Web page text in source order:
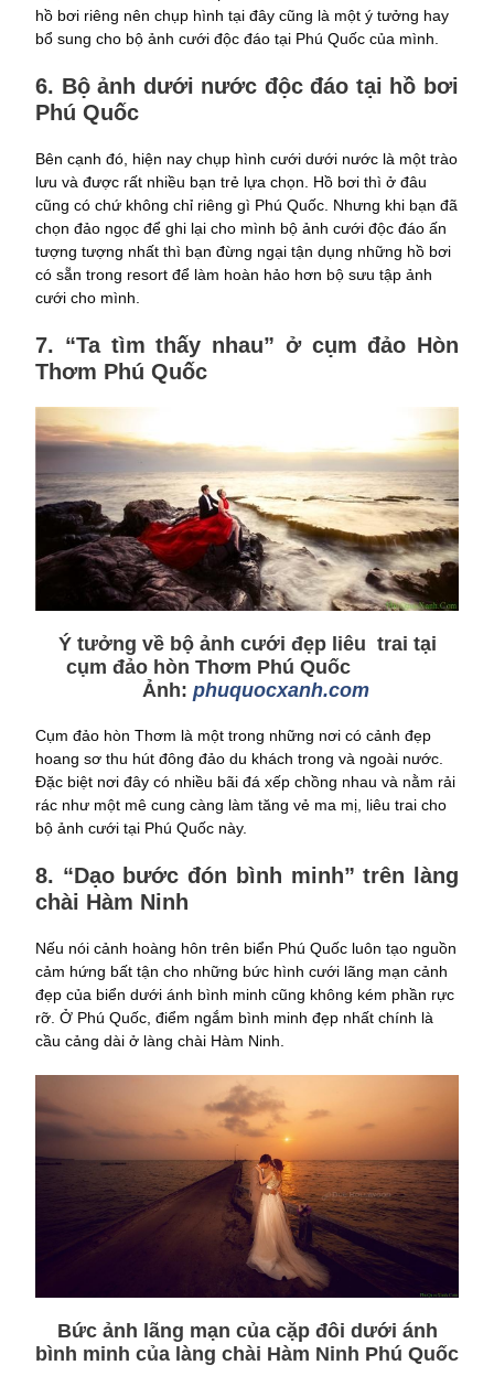
hồ bơi riêng nên chụp hình tại đây cũng là một ý tưởng hay
bổ sung cho bộ ảnh cưới độc đáo tại Phú Quốc của mình.
6. Bộ ảnh dưới nước độc đáo tại hồ bơi
Phú Quốc
Bên cạnh đó, hiện nay chụp hình cưới dưới nước là một trào
lưu và được rất nhiều bạn trẻ lựa chọn. Hồ bơi thì ở đâu
cũng có chứ không chỉ riêng gì Phú Quốc. Nhưng khi bạn đã
chọn đảo ngọc để ghi lại cho mình bộ ảnh cưới độc đáo ấn
tượng tượng nhất thì bạn đừng ngại tận dụng những hồ bơi
có sẵn trong resort để làm hoàn hảo hơn bộ sưu tập ảnh
cưới cho mình.
7. “Ta tìm thấy nhau” ở cụm đảo Hòn
Thơm Phú Quốc
Ý tưởng về bộ ảnh cưới đẹp liêu trai tại
cụm đảo hòn Thơm Phú Quốc
Ảnh: phuquocxanh.com
Cụm đảo hòn Thơm là một trong những nơi có cảnh đẹp
hoang sơ thu hút đông đảo du khách trong và ngoài nước.
Đặc biệt nơi đây có nhiều bãi đá xếp chồng nhau và nằm rải
rác như một mê cung càng làm tăng vẻ ma mị, liêu trai cho
bộ ảnh cưới tại Phú Quốc này.
8. “Dạo bước đón bình minh” trên làng
chài Hàm Ninh
Nếu nói cảnh hoàng hôn trên biển Phú Quốc luôn tạo nguồn
cảm hứng bất tận cho những bức hình cưới lãng mạn cảnh
đẹp của biển dưới ánh bình minh cũng không kém phần rực
rỡ. Ở Phú Quốc, điểm ngắm bình minh đẹp nhất chính là
cầu cảng dài ở làng chài Hàm Ninh.
Bức ảnh lãng mạn của cặp đôi dưới ánh
bình minh của làng chài Hàm Ninh Phú Quốc